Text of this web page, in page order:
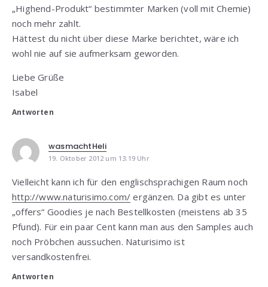
„Highend-Produkt“ bestimmter Marken (voll mit Chemie)
noch mehr zahlt.
Hättest du nicht über diese Marke berichtet, wäre ich
wohl nie auf sie aufmerksam geworden.
Liebe Grüße
Isabel
Antworten
wasmachtHeli
19. Oktober 2012 um 13:19 Uhr
Vielleicht kann ich für den englischsprachigen Raum noch
http://www.naturisimo.com/ ergänzen. Da gibt es unter
„offers“ Goodies je nach Bestellkosten (meistens ab 35
Pfund). Für ein paar Cent kann man aus den Samples auch
noch Pröbchen aussuchen. Naturisimo ist
versandkostenfrei.
Antworten